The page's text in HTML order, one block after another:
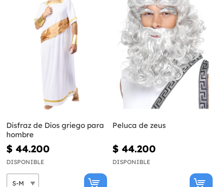
Disfraz de Dios griego para
hombre
$ 44.200
DISPONIBLE
Peluca de zeus
$ 44.200
DISPONIBLE